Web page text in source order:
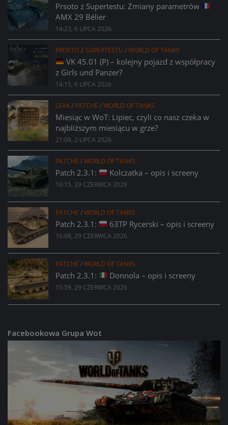
Prsoto z Supertestu: Zmiany parametrów
AMX 29 Bélier
14:23, 6 LIPCA 2026
PROSTO Z SUPERTESTU /WORLD OF TANKS
VK 45.01 (P) – kolejny pojazd z współpracy
z Girls und Panzer?
14:15, 6 LIPCA 2026
LEAK/ PATCHE /WORLD OF TANKS
Miesiąc w WoT: Lipiec, czyli co nasz czeka w
najbliższym miesiącu w grze?
21:09, 2 LIPCA 2026
PATCHE /WORLD OF TANKS
Patch 2.3.1: Kolczatka – opis i screeny
16:15, 29 CZERWCA 2026
PATCHE /WORLD OF TANKS
Patch 2.3.1: 63TP Rycerski – opis i screeny
16:08, 29 CZERWCA 2026
PATCHE /WORLD OF TANKS
Patch 2.3.1: Donnola – opis i screeny
15:59, 29 CZERWCA 2026
Facebookowa Grupa Wot